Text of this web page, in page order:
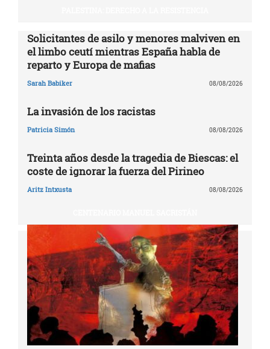
Solicitantes de asilo y menores malviven en
el limbo ceutí mientras España habla de
reparto y Europa de mafias
Sarah Babiker 08/08/2026
La invasión de los racistas
Patricia Simón 08/08/2026
Treinta años desde la tragedia de Biescas: el
coste de ignorar la fuerza del Pirineo
Aritz Intxusta 08/08/2026